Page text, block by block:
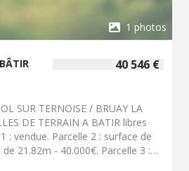
1 photos
40 546 €
SUR TERNOISE / BRUAY LA
DE TERRAIN A BATIR libres
: vendue. Parcelle 2 : surface de
21.82m - 40.000€. Parcelle 3 :